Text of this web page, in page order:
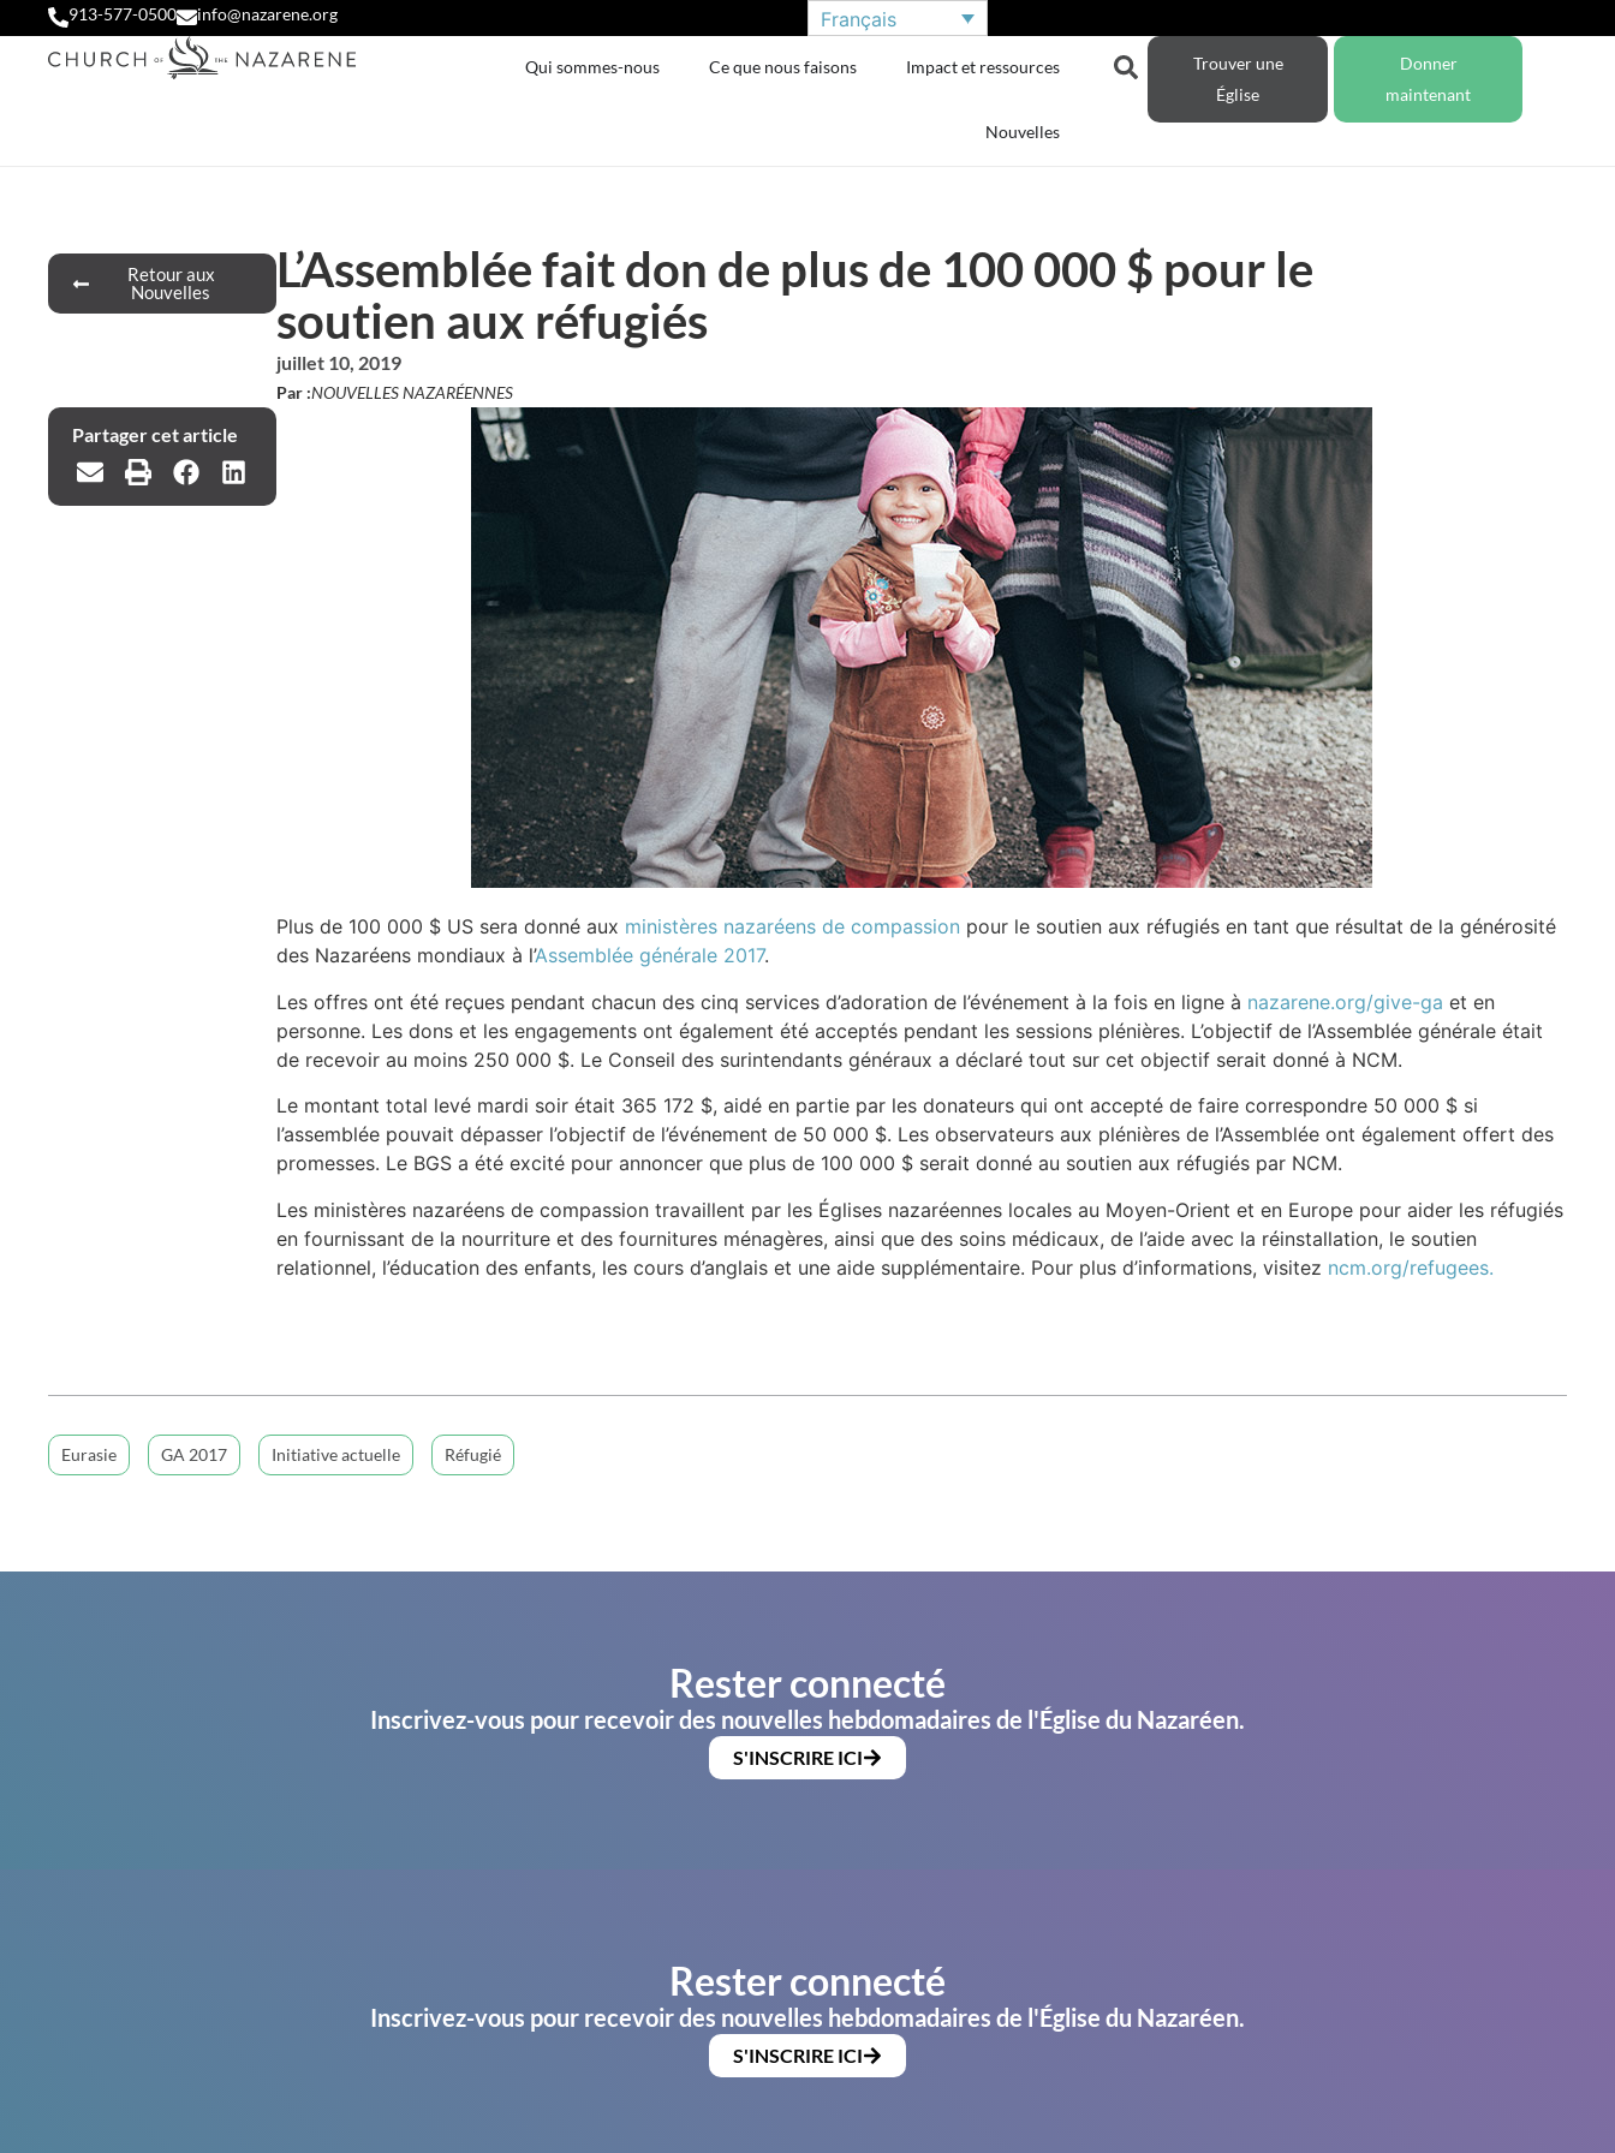
913-577-0500 info@nazarene.org Français
Qui sommes-nous Ce que nous faisons Impact et ressources
Nouvelles
Trouver une
Église
Donner
maintenant
Retour aux
Nouvelles
L’Assemblée fait don de plus de 100 000 $ pour le
soutien aux réfugiés
juillet 10, 2019
Par :NOUVELLES NAZARÉENNES
Partager cet article
Plus de 100 000 $ US sera donné aux ministères nazaréens de compassion pour le soutien aux réfugiés en tant que résultat de la générosité
des Nazaréens mondiaux à l’Assemblée générale 2017.
Les offres ont été reçues pendant chacun des cinq services d’adoration de l’événement à la fois en ligne à nazarene.org/give-ga et en
personne. Les dons et les engagements ont également été acceptés pendant les sessions plénières. L’objectif de l’Assemblée générale était
de recevoir au moins 250 000 $. Le Conseil des surintendants généraux a déclaré tout sur cet objectif serait donné à NCM.
Le montant total levé mardi soir était 365 172 $, aidé en partie par les donateurs qui ont accepté de faire correspondre 50 000 $ si
l’assemblée pouvait dépasser l’objectif de l’événement de 50 000 $. Les observateurs aux plénières de l’Assemblée ont également offert des
promesses. Le BGS a été excité pour annoncer que plus de 100 000 $ serait donné au soutien aux réfugiés par NCM.
Les ministères nazaréens de compassion travaillent par les Églises nazaréennes locales au Moyen-Orient et en Europe pour aider les réfugiés
en fournissant de la nourriture et des fournitures ménagères, ainsi que des soins médicaux, de l’aide avec la réinstallation, le soutien
relationnel, l’éducation des enfants, les cours d’anglais et une aide supplémentaire. Pour plus d’informations, visitez ncm.org/refugees.
Eurasie GA 2017 Initiative actuelle Réfugié
Rester connecté
Inscrivez-vous pour recevoir des nouvelles hebdomadaires de l'Église du Nazaréen.
S'INSCRIRE ICI
Rester connecté
Inscrivez-vous pour recevoir des nouvelles hebdomadaires de l'Église du Nazaréen.
S'INSCRIRE ICI